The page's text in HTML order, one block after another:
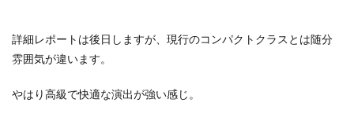
詳細レポートは後日しますが、現行のコンパクトクラスとは随分
雰囲気が違います。
やはり高級で快適な演出が強い感じ。